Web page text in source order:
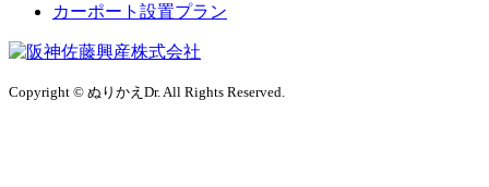
カーポート設置プラン
Copyright © ぬりかえDr. All Rights Reserved.